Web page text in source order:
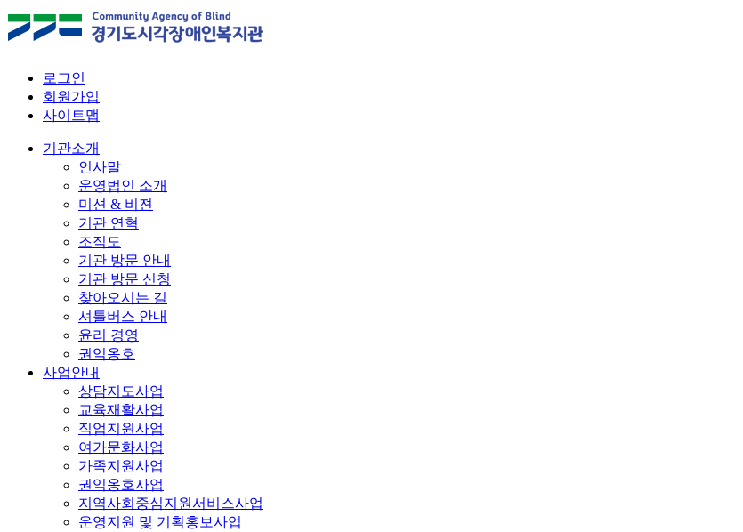
로그인
회원가입
사이트맵
기관소개
인사말
운영법인 소개
미션 & 비젼
기관 연혁
조직도
기관 방문 안내
기관 방문 신청
찾아오시는 길
셔틀버스 안내
윤리 경영
권익옹호
사업안내
상담지도사업
교육재활사업
직업지원사업
여가문화사업
가족지원사업
권익옹호사업
지역사회중심지원서비스사업
운영지원 및 기획홍보사업